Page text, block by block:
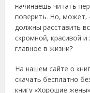
начинаешь читать
поверить. Но, может,
должны расставить
скромной, красивой и
главное в жизни?
На нашем сайте о
скачать бесплатно
книгу «Хорошие